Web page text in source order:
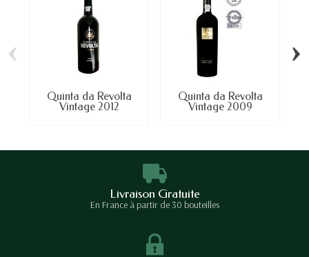
Quinta da Revolta
Vintage 2012
Quinta da Revolta
Vintage 2009
‹ ›
Livraison Gratuite
En France à partir de 30 bouteilles